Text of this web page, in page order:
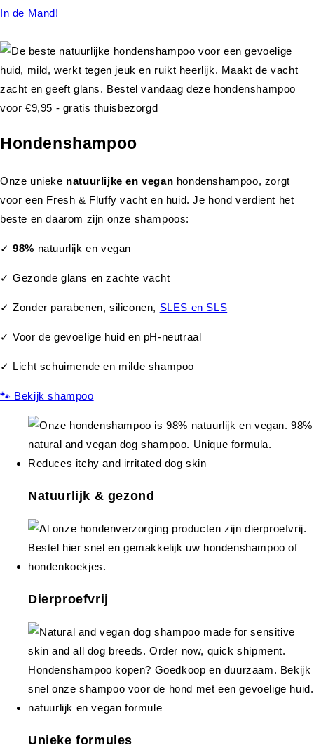
In de Mand!
Hondenshampoo
Onze unieke natuurlijke en vegan hondenshampoo, zorgt
voor een Fresh & Fluffy vacht en huid. Je hond verdient het
beste en daarom zijn onze shampoos:
✓98% natuurlijk en vegan
✓ Gezonde glans en zachte vacht
✓ Zonder parabenen, siliconen, SLES en SLS
✓ Voor de gevoelige huid en pH-neutraal
✓ Licht schuimende en milde shampoo
🐾 Bekijk shampoo
Natuurlijk & gezond
Dierproefvrij
Unieke formules